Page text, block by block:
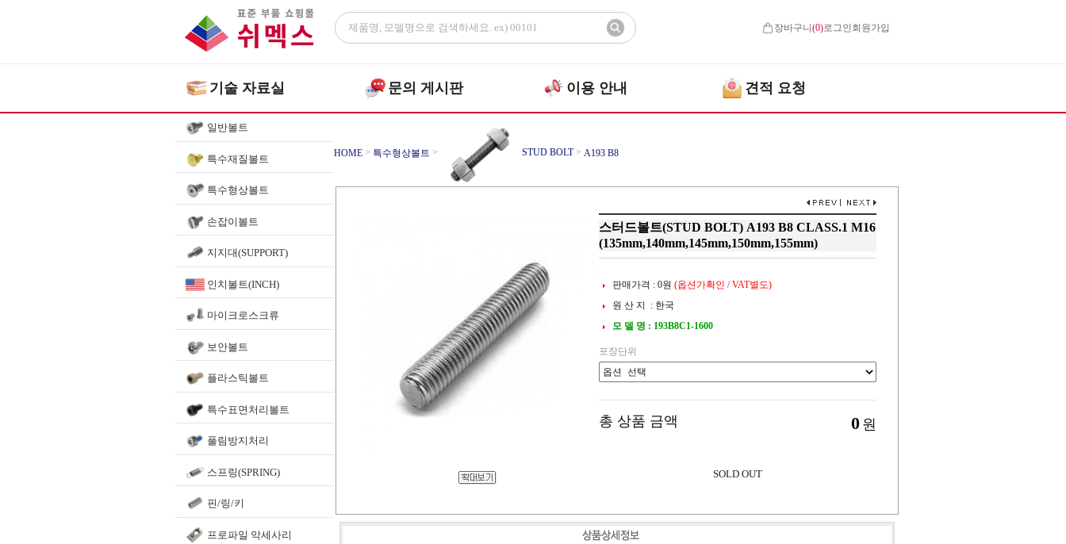
장바구니(0)로그인 회원가입
기술 자료실 문의 게시판 이용 안내 견적 요청
일반볼트
특수재질볼트
특수형상볼트
손잡이볼트
지지대(SUPPORT)
인치볼트(INCH)
마이크로스크류
보안볼트
플라스틱볼트
특수표면처리볼트
풀림방지처리
스프링(SPRING)
핀/링/키
프로파일 악세사리
HOME > 특수형상볼트 > STUD BOLT> A193 B8
스터드볼트(STUD BOLT) A193 B8 CLASS.1 M16
(135mm,140mm,145mm,150mm,155mm)
판매가격 : 0원 (옵션가확인 / VAT별도)
원 산 지 : 한국
모 델 명 : 193B8C1-1600
포장단위
총 상품 금액 0 원
SOLD OUT